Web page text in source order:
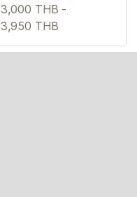
3,000 THB -
3,950 THB